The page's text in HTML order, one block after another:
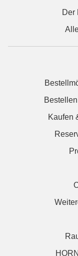
Der
Kaufen